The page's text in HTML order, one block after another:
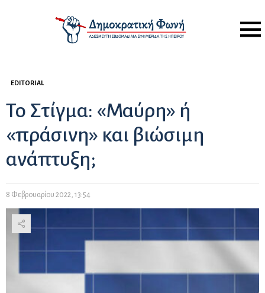
Menu
EDITORIAL
Το Στίγμα: «Μαύρη» ή
«πράσινη» και βιώσιμη
ανάπτυξη;
8 Φεβρουαρίου 2022, 13:54